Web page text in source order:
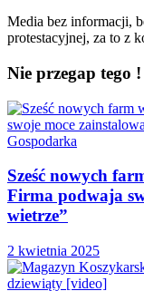
Media bez informacji,
protestacyjnej, za to z
Nie przegap tego !
Gospodarka
Sześć nowych
Firma podwaja
wietrze”
2 kwietnia 2025